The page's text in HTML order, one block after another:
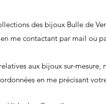
des bijoux Bulle de
me contactant par mail ou
aux bijoux sur-mesure,
en me précisant